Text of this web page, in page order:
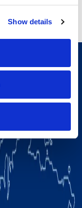
Show details